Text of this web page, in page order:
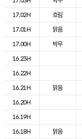
17.02H
흐림
17.01H
맑음
17.00H
박무
16.23H
16.22H
16.21H
맑음
16.20H
16.19H
16.18H
맑음